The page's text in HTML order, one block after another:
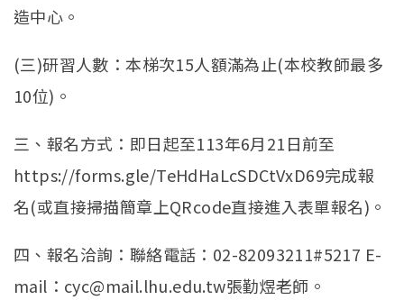
造中心。
(三)研習人數：本梯次15人額滿為止(本校教師最多
10位)。
三、報名方式：即日起至113年6月21日前至
https://forms.gle/TeHdHaLcSDCtVxD69完成報
名(或直接掃描簡章上QRcode直接進入表單報名)。
四、報名洽詢：聯絡電話：02-82093211#5217 E-
mail：cyc@mail.lhu.edu.tw張勤煜老師。